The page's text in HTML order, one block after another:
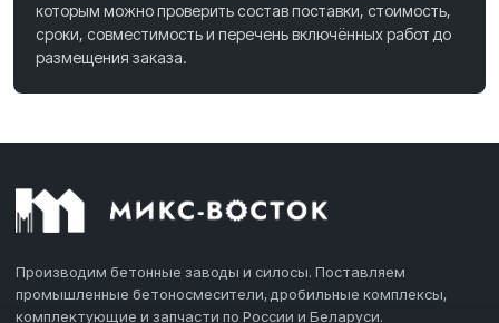
которым можно проверить состав поставки, стоимость,
сроки, совместимость и перечень включённых работ до
размещения заказа.
Производим бетонные заводы и силосы. Поставляем
промышленные бетоносмесители, дробильные комплексы,
комплектующие и запчасти по России и Беларуси.